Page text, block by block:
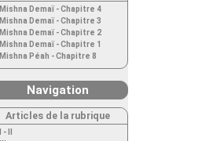
Mishna Demaï - Chapitre 4
Mishna Demaï - Chapitre 3
Mishna Demaï - Chapitre 2
Mishna Demaï - Chapitre 1
Mishna Péah - Chapitre 8
Navigation
Articles de la rubrique
I - II